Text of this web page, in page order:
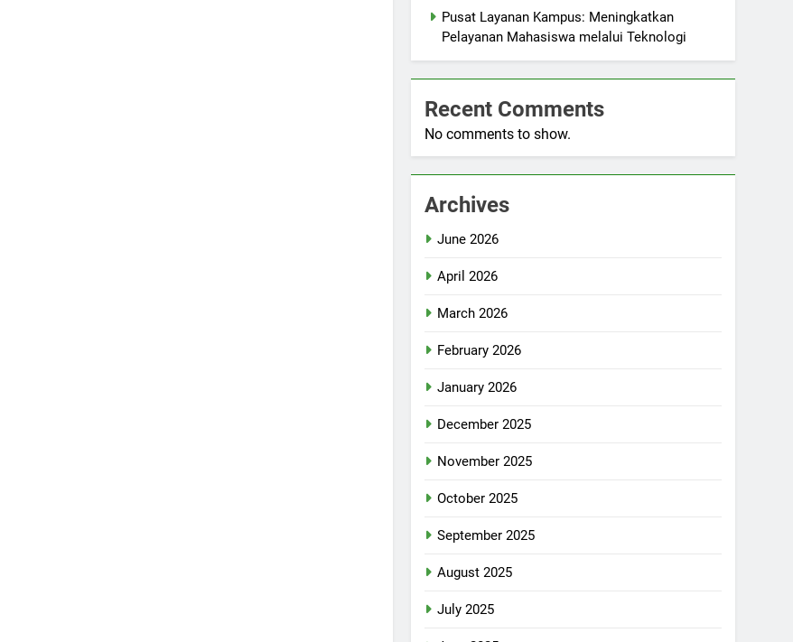
Pusat Layanan Kampus: Meningkatkan
Pelayanan Mahasiswa melalui Teknologi
Recent Comments
No comments to show.
Archives
June 2026
April 2026
March 2026
February 2026
January 2026
December 2025
November 2025
October 2025
September 2025
August 2025
July 2025